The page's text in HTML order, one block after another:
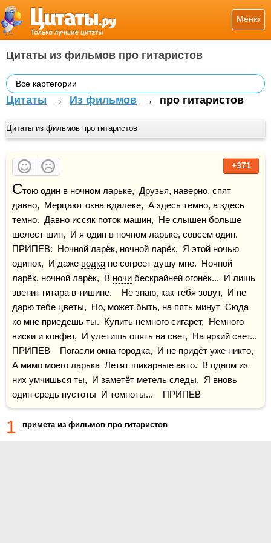
Меню
Цитаты из фильмов про гитаристов
Все картегории
Цитаты → Из фильмов → про гитаристов
Цитаты из фильмов про гитаристов
+371
Стою один в ночном ларьке,  Друзья, наверно, спят
давно,  Мерцают окна вдалеке,  А здесь темно, а здесь
темно.  Давно иссяк поток машин,  Не слышен больше
шелест шин,  И я один в ночном ларьке, совсем один.
ПРИПЕВ:  Ночной ларёк, ночной ларёк,  Я этой ночью
одинок,  И даже водка не согреет душу мне.  Ночной
ларёк, ночной ларёк,  В ночи бескрайней огонёк...  И лишь
звенит гитара в тишине.    Не знаю, как тебя зовут,  И не
дарю тебе цветы,  Но, может быть, на пять минут  Сюда
ко мне приедешь ты.  Купить немного сигарет,  Немного
виски и конфет,  И улетишь опять на свет,  На яркий свет...
ПРИПЕВ    Погасли окна городка,  И не придёт уже никто,
А мимо моего ларька  Летят шикарные авто.  В одном из
них умчишься ты,  И заметёт метель следы,  Я вновь
один средь пустоты  И темноты...    ПРИПЕВ
1 примета из фильмов про гитаристов